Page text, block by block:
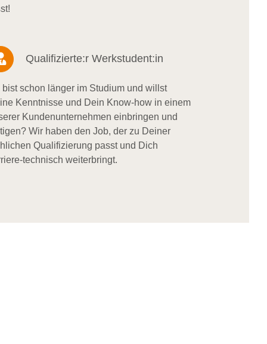
Qualifizierte:r Werkstudent:in
bist schon länger im Studium und willst
Kenntnisse und Dein Know-how in einem
Kundenunternehmen einbringen und
Wir haben den Job, der zu Deiner
Qualifizierung passt und Dich
technisch weiterbringt.